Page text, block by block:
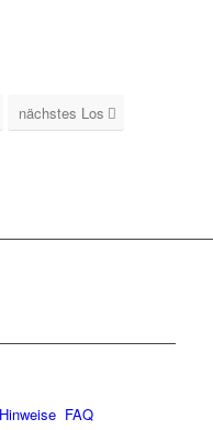
nächstes Los
FAQ